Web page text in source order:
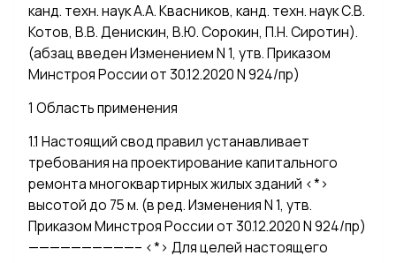
канд. техн. наук А.А. Квасников, канд. техн. наук С.В.
Котов, В.В. Денискин, В.Ю. Сорокин, П.Н. Сиротин).
(абзац введен Изменением N 1, утв. Приказом
Минстроя России от 30.12.2020 N 924/пр)
1 Область применения
1.1 Настоящий свод правил устанавливает
требования на проектирование капитального
ремонта многоквартирных жилых зданий <*>
высотой до 75 м. (в ред. Изменения N 1, утв.
Приказом Минстроя России от 30.12.2020 N 924/пр)
——————————– <*> Для целей настоящего